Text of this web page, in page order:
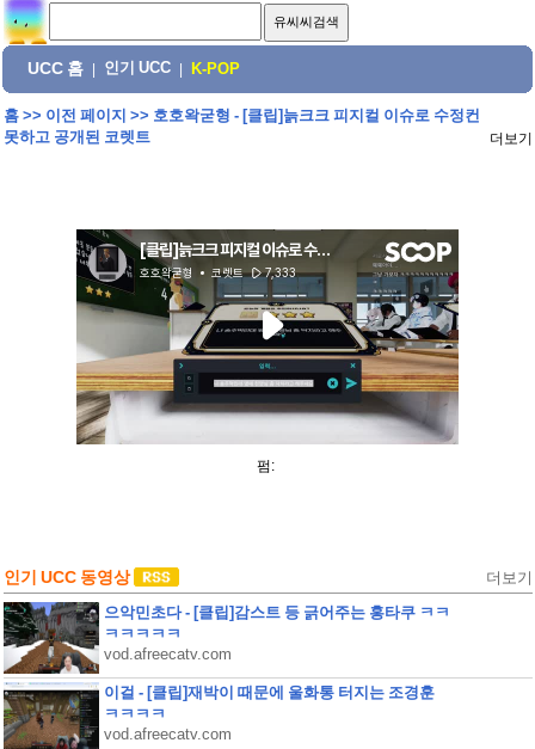
UCC 홈 인기 UCC K-POP
홈>> 이전 페이지 >> 호호왁굳형 - [클립]늙크크 피지컬 이슈로 수정컨
못하고 공개된 코렛트
더보기
펌:
인기 UCC 동영상 더보기
으악민초다 - [클립]감스트 등 긁어주는 홍타쿠 ㅋㅋ
ㅋㅋㅋㅋㅋ
vod.afreecatv.com
이걸 - [클립]재박이 때문에 울화통 터지는 조경훈
ㅋㅋㅋㅋ
vod.afreecatv.com